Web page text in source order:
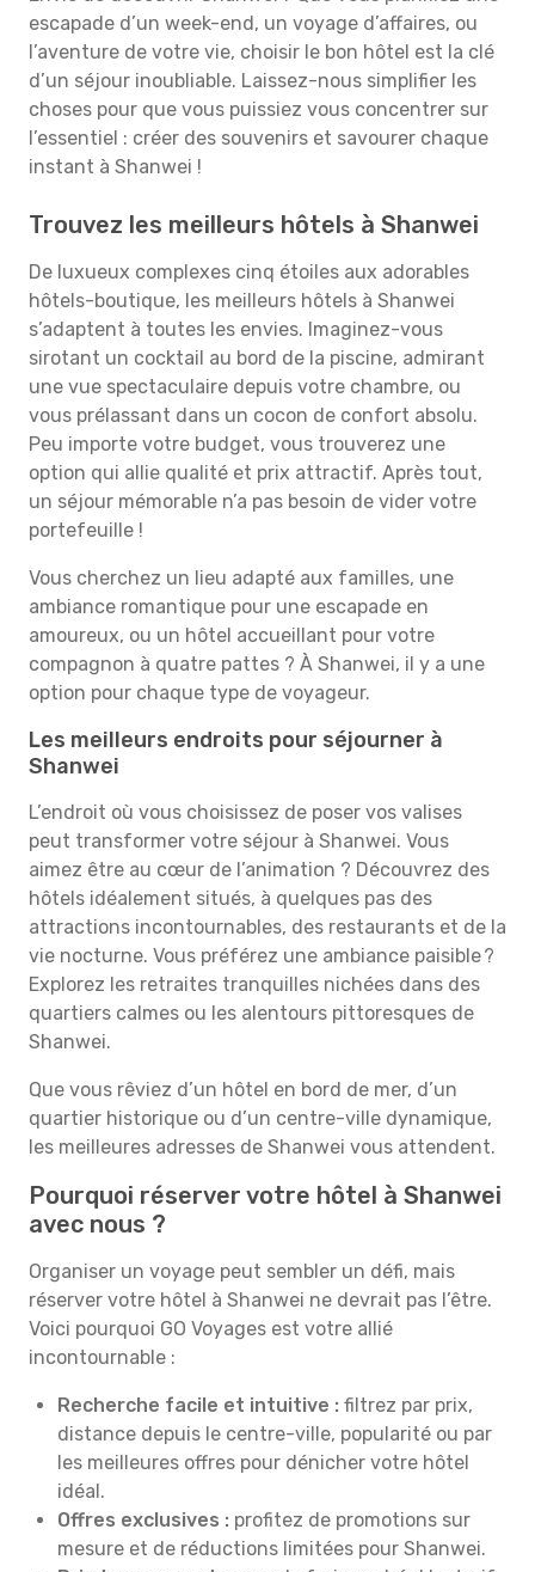
escapade d’un week-end, un voyage d’affaires, ou
l’aventure de votre vie, choisir le bon hôtel est la clé
d’un séjour inoubliable. Laissez-nous simplifier les
choses pour que vous puissiez vous concentrer sur
l’essentiel : créer des souvenirs et savourer chaque
instant à Shanwei !
Trouvez les meilleurs hôtels à Shanwei
De luxueux complexes cinq étoiles aux adorables
hôtels-boutique, les meilleurs hôtels à Shanwei
s’adaptent à toutes les envies. Imaginez-vous
sirotant un cocktail au bord de la piscine, admirant
une vue spectaculaire depuis votre chambre, ou
vous prélassant dans un cocon de confort absolu.
Peu importe votre budget, vous trouverez une
option qui allie qualité et prix attractif. Après tout,
un séjour mémorable n’a pas besoin de vider votre
portefeuille !
Vous cherchez un lieu adapté aux familles, une
ambiance romantique pour une escapade en
amoureux, ou un hôtel accueillant pour votre
compagnon à quatre pattes ? À Shanwei, il y a une
option pour chaque type de voyageur.
Les meilleurs endroits pour séjourner à
Shanwei
L’endroit où vous choisissez de poser vos valises
peut transformer votre séjour à Shanwei. Vous
aimez être au cœur de l’animation ? Découvrez des
hôtels idéalement situés, à quelques pas des
attractions incontournables, des restaurants et de la
vie nocturne. Vous préférez une ambiance paisible ?
Explorez les retraites tranquilles nichées dans des
quartiers calmes ou les alentours pittoresques de
Shanwei.
Que vous rêviez d’un hôtel en bord de mer, d’un
quartier historique ou d’un centre-ville dynamique,
les meilleures adresses de Shanwei vous attendent.
Pourquoi réserver votre hôtel à Shanwei
avec nous ?
Organiser un voyage peut sembler un défi, mais
réserver votre hôtel à Shanwei ne devrait pas l’être.
Voici pourquoi GO Voyages est votre allié
incontournable :
Recherche facile et intuitive : filtrez par prix,
distance depuis le centre-ville, popularité ou par
les meilleures offres pour dénicher votre hôtel
idéal.
Offres exclusives : profitez de promotions sur
mesure et de réductions limitées pour Shanwei.